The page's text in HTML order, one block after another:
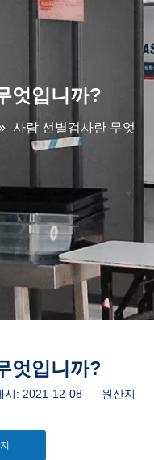
엇입니까?
사람 선별검사란 무엇
엇입니까?
: 2021-12-08 원산지